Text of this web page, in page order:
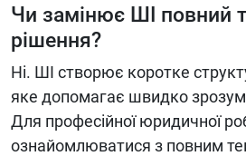
Чи замінює ШІ повний
рішення?
Ні. ШІ створює коротке
яке допомагає швидко
Для професійної юридичної
ознайомлюватися з повним